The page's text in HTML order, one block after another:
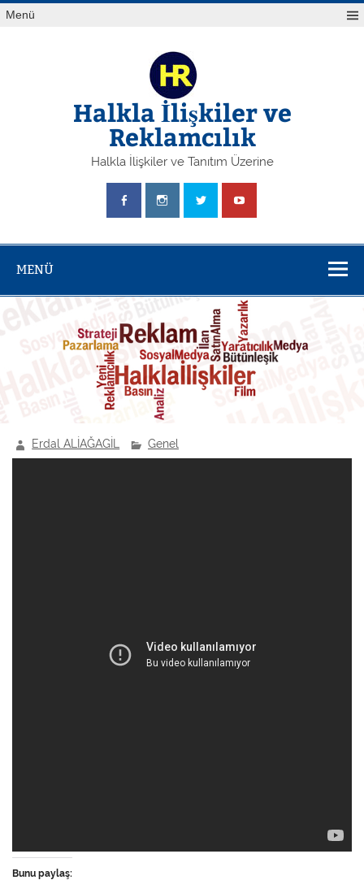
Skip
toMenü
Halkla İlişkiler ve
Reklamcılık
Halkla İlişkiler ve Tanıtım Üzerine
MENÜ
Erdal ALİAĞAGİL Genel
Bunu paylaş:
Yazı